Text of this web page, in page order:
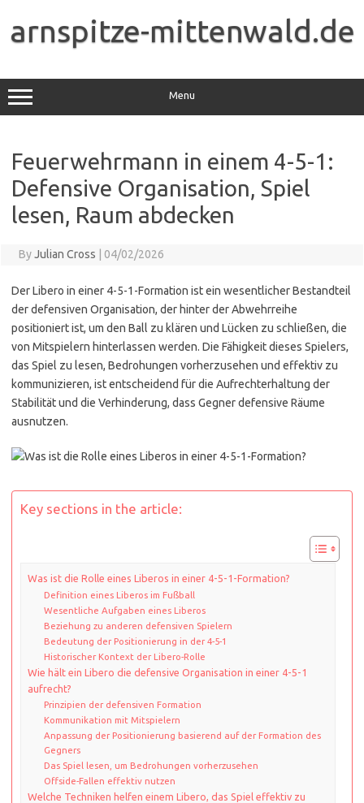
content
arnspitze-mittenwald.de
Menu
Feuerwehrmann in einem 4-5-1:
Defensive Organisation, Spiel
lesen, Raum abdecken
ByJulian Cross 04/02/2026
Der Libero in einer 4-5-1-Formation ist ein wesentlicher Bestandteil
der defensiven Organisation, der hinter der Abwehrreihe
positioniert ist, um den Ball zu klären und Lücken zu schließen, die
von Mitspielern hinterlassen werden. Die Fähigkeit dieses Spielers,
das Spiel zu lesen, Bedrohungen vorherzusehen und effektiv zu
kommunizieren, ist entscheidend für die Aufrechterhaltung der
Stabilität und die Verhinderung, dass Gegner defensive Räume
ausnutzen.
Key sections in the article:
Was ist die Rolle eines Liberos in einer 4-5-1-Formation?
Definition eines Liberos im Fußball
Wesentliche Aufgaben eines Liberos
Beziehung zu anderen defensiven Spielern
Bedeutung der Positionierung in der 4-5-1
Historischer Kontext der Libero-Rolle
Wie hält ein Libero die defensive Organisation in einer 4-5-1
aufrecht?
Prinzipien der defensiven Formation
Kommunikation mit Mitspielern
Anpassung der Positionierung basierend auf der Formation des
Gegners
Das Spiel lesen, um Bedrohungen vorherzusehen
Offside-Fallen effektiv nutzen
Welche Techniken helfen einem Libero, das Spiel effektiv zu